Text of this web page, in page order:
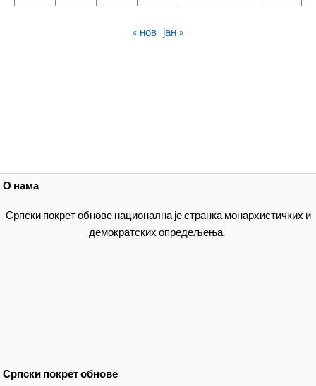
« нов јан »
О нама
Српски покрет обнове национална је странка монархистичких и
демократских опредељења.
Српски покрет обнове